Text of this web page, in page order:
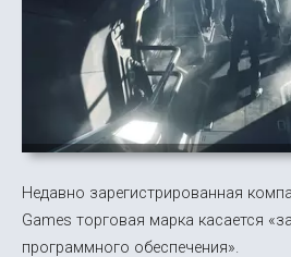
Недавно зарегистрированная
Games торговая марка касается
программного обеспечения».